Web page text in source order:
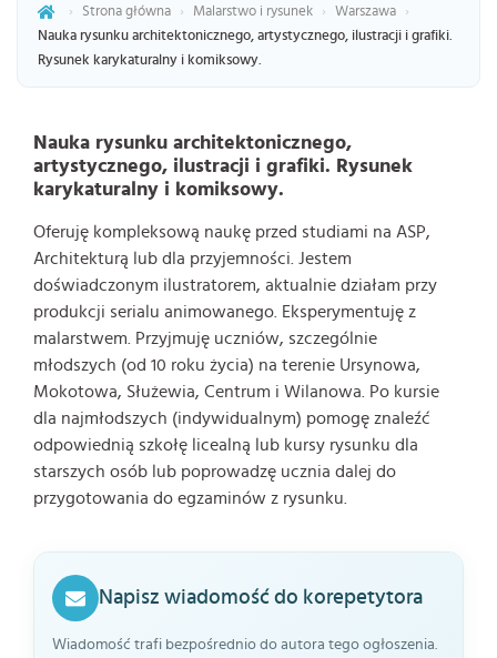
› Strona główna › Malarstwo i rysunek › Warszawa
›
Nauka rysunku architektonicznego, artystycznego, ilustracji i grafiki.
Rysunek karykaturalny i komiksowy.
Nauka rysunku architektonicznego,
artystycznego, ilustracji i grafiki. Rysunek
karykaturalny i komiksowy.
Oferuję kompleksową naukę przed studiami na ASP,
Architekturą lub dla przyjemności. Jestem
doświadczonym ilustratorem, aktualnie działam przy
produkcji serialu animowanego. Eksperymentuję z
malarstwem. Przyjmuję uczniów, szczególnie
młodszych (od 10 roku życia) na terenie Ursynowa,
Mokotowa, Służewia, Centrum i Wilanowa. Po kursie
dla najmłodszych (indywidualnym) pomogę znaleźć
odpowiednią szkołę licealną lub kursy rysunku dla
starszych osób lub poprowadzę ucznia dalej do
przygotowania do egzaminów z rysunku.
Napisz wiadomość do korepetytora
Wiadomość trafi bezpośrednio do autora tego ogłoszenia.